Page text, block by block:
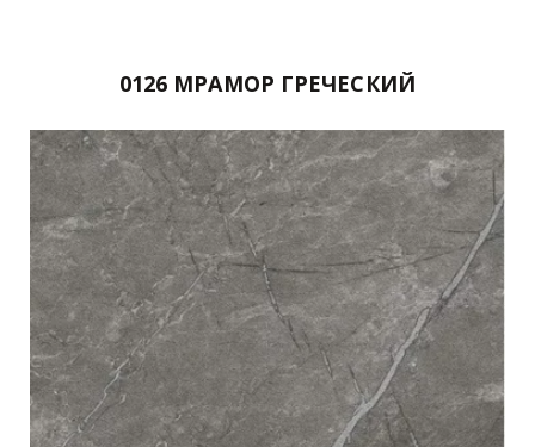
0126 МРАМОР ГРЕЧЕСКИЙ